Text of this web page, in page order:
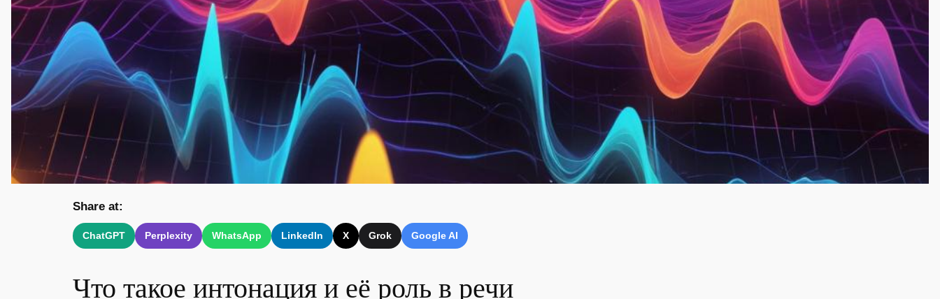
Share at:
ChatGPT Perplexity WhatsApp LinkedIn X Grok Google AI
Что такое интонация и её роль в речи